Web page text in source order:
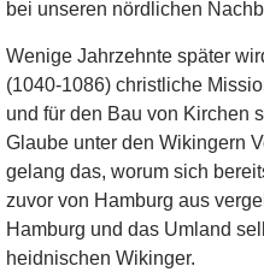
bei unseren nördlichen
Wenige Jahrzehnte später
(1040-1086) christliche
und für den Bau von Kirchen
Glaube unter den Wikingern
gelang das, worum sich
zuvor von Hamburg aus
Hamburg und das Umland
heidnischen Wikinger.